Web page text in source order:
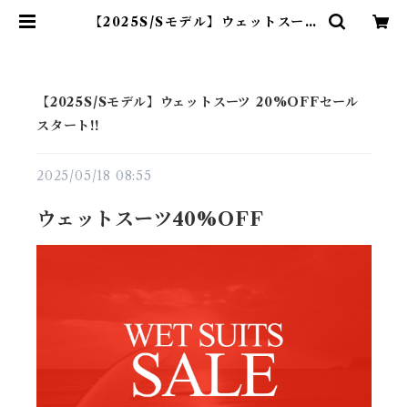
【2025S/Sモデル】ウェットスーツ
【2025S/Sモデル】ウェットスーツ 20%OFFセール
スタート!!
2025/05/18 08:55
ウェットスーツ40%OFF